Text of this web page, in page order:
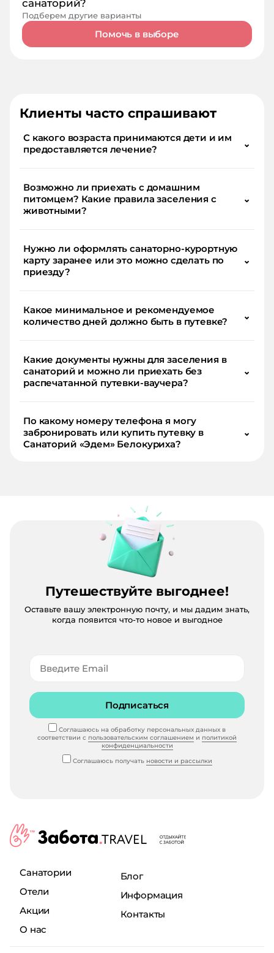
санаторий?
Подберем другие варианты
Помочь в выборе
Клиенты часто спрашивают
С какого возраста принимаются дети и им
предоставляется лечение?
⌄
Возможно ли приехать с домашним
питомцем? Какие правила заселения с
животными?
⌄
Нужно ли оформлять санаторно-курортную
карту заранее или это можно сделать по
приезду?
⌄
Какое минимальное и рекомендуемое
количество дней должно быть в путевке?
⌄
Какие документы нужны для заселения в
санаторий и можно ли приехать без
распечатанной путевки-ваучера?
⌄
По какому номеру телефона я могу
забронировать или купить путевку в
Санаторий «Эдем» Белокуриха?
⌄
Путешествуйте выгоднее!
Оставьте вашу электронную почту, и мы дадим знать,
когда появится что-то новое и выгодное
Подписаться
Соглашаюсь на обработку персональных данных в
соответствии с пользовательским соглашением и политикой
конфиденциальности
Соглашаюсь получать новости и рассылки
Санатории
Отели
Акции
О нас
Блог
Информация
Контакты